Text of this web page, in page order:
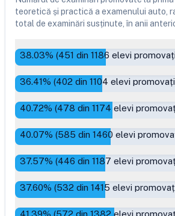
teoretică și practică a examenului auto,
total de examinări susținute, în anii
38.03% (451 din 1186 elevi
36.41% (402 din 1104 elevi
40.72% (478 din 1174 elevi
40.07% (585 din 1460 elevi
37.57% (446 din 1187 elevi
37.60% (532 din 1415 elevi
41.39% (572 din 1382 elevi